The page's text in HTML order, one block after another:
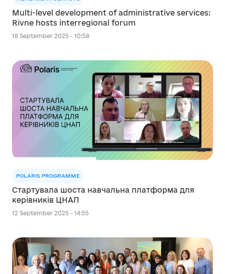
Multi-level development of administrative services:
Rivne hosts interregional forum
18 September 2025 - 10:58
POLARIS PROGRAMME
Стартувала шоста навчальна платформа для
керівників ЦНАП
12 September 2025 - 14:55